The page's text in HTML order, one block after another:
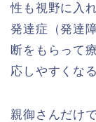
性も視野に入
発達症（発達
断をもらって
応しやすくな
親御さんだけ